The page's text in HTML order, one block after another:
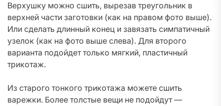
Верхушку можно сшить, вырезав треугольник в
верхней части заготовки (как на правом фото выше).
Или сделать длинный конец и завязать симпатичный
узелок (как на фото выше слева). Для второго
варианта подойдет только мягкий, пластичный
трикотаж.
Из старого тонкого трикотажа можете сшить
варежки. Более толстые вещи не подойдут —